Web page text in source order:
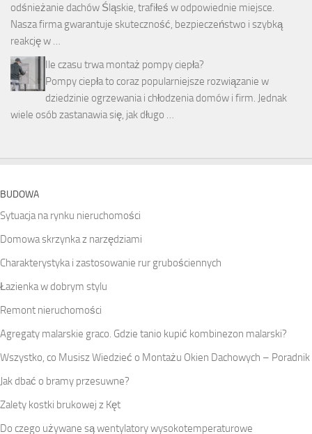
odśnieżanie dachów Śląskie, trafiłeś w odpowiednie miejsce.
Nasza firma gwarantuje skuteczność, bezpieczeństwo i szybką
reakcję w …
Ile czasu trwa montaż pompy ciepła?
Pompy ciepła to coraz popularniejsze rozwiązanie w
dziedzinie ogrzewania i chłodzenia domów i firm. Jednak
wiele osób zastanawia się, jak długo …
BUDOWA
Sytuacja na rynku nieruchomości
Domowa skrzynka z narzędziami
Charakterystyka i zastosowanie rur grubościennych
Łazienka w dobrym stylu
Remont nieruchomości
Agregaty malarskie graco. Gdzie tanio kupić kombinezon malarski?
Wszystko, co Musisz Wiedzieć o Montażu Okien Dachowych – Poradnik
Jak dbać o bramy przesuwne?
Zalety kostki brukowej z Kęt
Do czego używane są wentylatory wysokotemperaturowe